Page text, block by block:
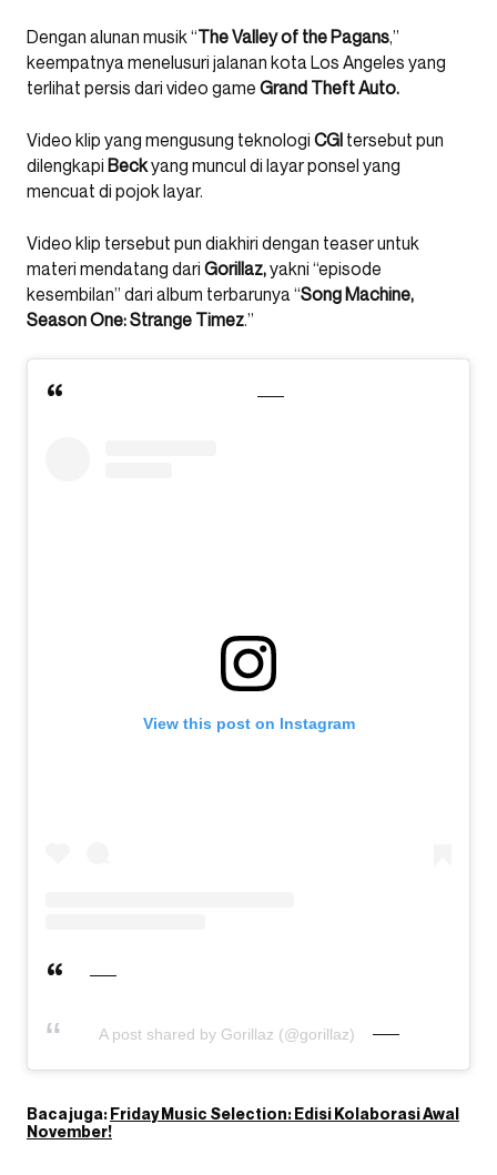
Dengan alunan musik “The Valley of the Pagans,”
keempatnya menelusuri jalanan kota Los Angeles yang
terlihat persis dari video game Grand Theft Auto.
Video klip yang mengusung teknologi CGI tersebut pun
dilengkapi Beckyang muncul di layar ponsel yang
mencuat di pojok layar.
Video klip tersebut pun diakhiri dengan teaser untuk
materi mendatang dari Gorillaz,yakni “episode
kesembilan” dari album terbarunya “Song Machine,
Season One: Strange Timez.”
View this post on Instagram
A post shared by Gorillaz (@gorillaz)
Baca juga:Friday Music Selection: Edisi Kolaborasi Awal
November!